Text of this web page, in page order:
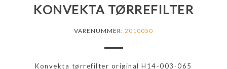
KONVEKTA TØRREFILTER
VARENUMMER: 2010050
Konvekta tørrefilter original H14-003-065